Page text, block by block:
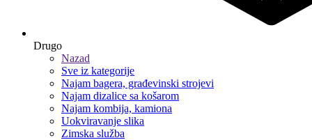
Drugo
Nazad
Sve iz kategorije
Najam bagera, građevinski strojevi
Najam dizalice sa košarom
Najam kombija, kamiona
Uokviravanje slika
Zimska služba